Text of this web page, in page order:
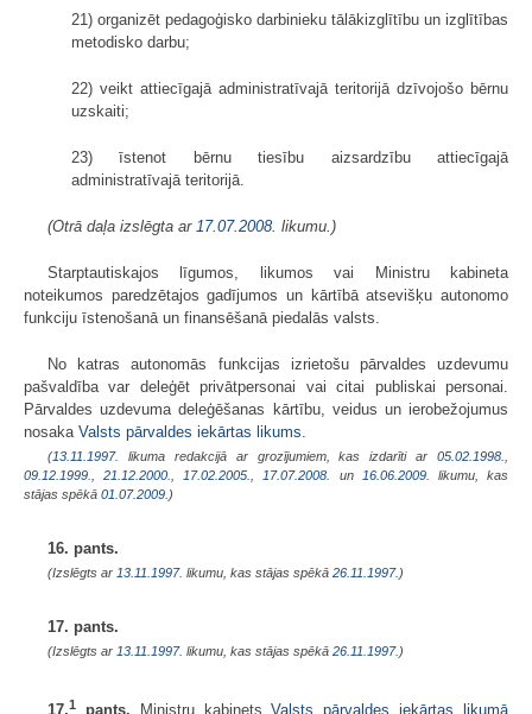
21) organizēt pedagoģisko darbinieku tālākizglītību un izglītības
metodisko darbu;
22) veikt attiecīgajā administratīvajā teritorijā dzīvojošo bērnu
uzskaiti;
23) īstenot bērnu tiesību aizsardzību attiecīgajā
administratīvajā teritorijā.
(Otrā daļa izslēgta ar 17.07.2008 . likumu.)
Starptautiskajos līgumos, likumos vai Ministru kabineta
noteikumos paredzētajos gadījumos un kārtībā atsevišķu autonomo
funkciju īstenošanā un finansēšanā piedalās valsts.
No katras autonomās funkcijas izrietošu pārvaldes uzdevumu
pašvaldība var deleģēt privātpersonai vai citai publiskai personai.
Pārvaldes uzdevuma deleģēšanas kārtību, veidus un ierobežojumus
nosaka Valsts pārvaldes iekārtas likums
(13.11.1997. likuma redakcijā ar grozījumiem, kas izdarīti ar 05.02.1998.
09.12.1999.
,21.12.2000. 17.02.2005. 17.07.2008. un 16.06.2009. likumu, kas
stājas spēkā 01.07.2009. )
16. pants.
(Izslēgts ar 13.11.1997. likumu, kas stājas spēkā 26.11.1997. )
17. pants.
(Izslēgts ar 13.11.1997. likumu, kas stājas spēkā 26.11.1997. )
17.1 pants. Ministru kabinetsValsts pārvaldes iekārtas likumā